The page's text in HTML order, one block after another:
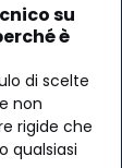
su
è
di scelte
non
rigide che
qualsiasi